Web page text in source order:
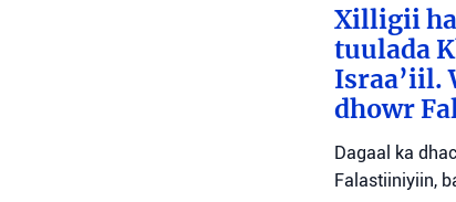
Xilligii
tuulada
Israa’iil.
dhowr
Dagaal ka
Falastiiniyiin,